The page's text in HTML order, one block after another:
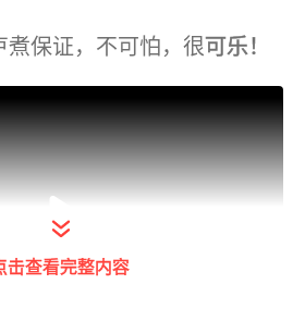
煮保证，不可怕，很可乐！
击查看完整内容